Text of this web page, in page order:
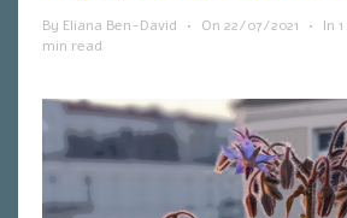
By Eliana Ben-David • On 22/07/2021 • In 1
min read